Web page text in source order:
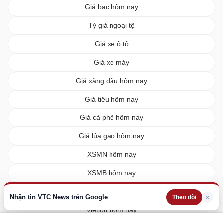
Nhận tin VTC News trên Google Theo dõi ×
Giá bạc hôm nay
Tỷ giá ngoại tệ
Giá xe ô tô
Giá xe máy
Giá xăng dầu hôm nay
Giá tiêu hôm nay
Giá cà phê hôm nay
Giá lúa gạo hôm nay
XSMN hôm nay
XSMB hôm nay
Vietlott hôm nay